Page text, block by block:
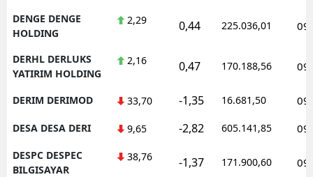
DENGE DENGE
HOLDING
2,29 0,44 225.036,01
DERHL DERLUKS
YATIRIM HOLDING
2,16 0,47 170.188,56
DERIM DERIMOD 33,70 -1,35 16.681,50
DESA DESA DERI 9,65 -2,82 605.141,85
DESPC DESPEC
BILGISAYAR
38,76 -1,37 171.900,60